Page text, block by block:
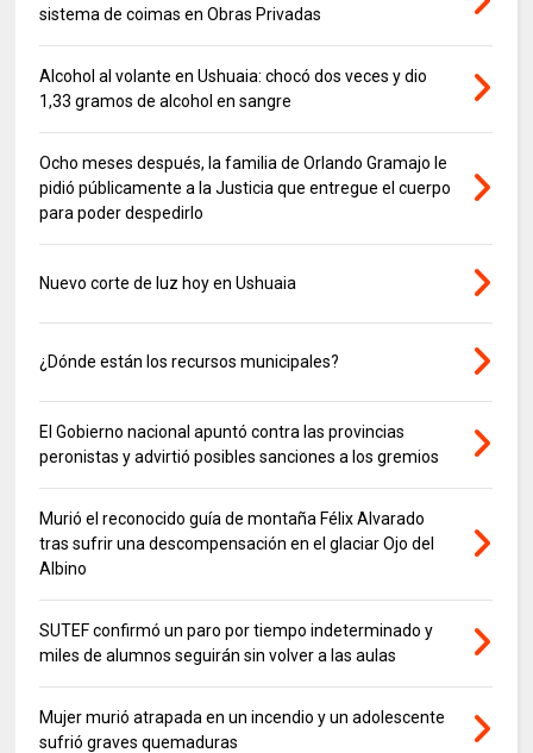
sistema de coimas en Obras Privadas
Alcohol al volante en Ushuaia: chocó dos veces y dio
1,33 gramos de alcohol en sangre
Ocho meses después, la familia de Orlando Gramajo le
pidió públicamente a la Justicia que entregue el cuerpo
para poder despedirlo
Nuevo corte de luz hoy en Ushuaia
¿Dónde están los recursos municipales?
El Gobierno nacional apuntó contra las provincias
peronistas y advirtió posibles sanciones a los gremios
Murió el reconocido guía de montaña Félix Alvarado
tras sufrir una descompensación en el glaciar Ojo del
Albino
SUTEF confirmó un paro por tiempo indeterminado y
miles de alumnos seguirán sin volver a las aulas
Mujer murió atrapada en un incendio y un adolescente
sufrió graves quemaduras